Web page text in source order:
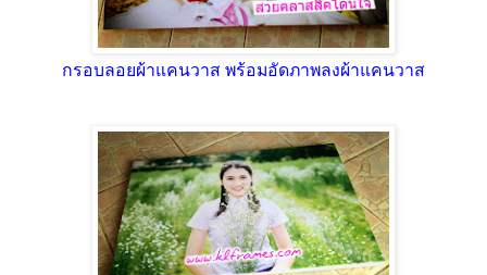
กรอบลอยผ้าแคนวาส พร้อมอัดภาพลงผ้าแคนวาส